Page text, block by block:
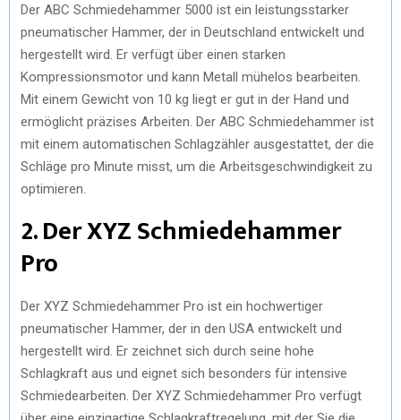
Der ABC Schmiedehammer 5000 ist ein leistungsstarker
pneumatischer Hammer, der in Deutschland entwickelt und
hergestellt wird. Er verfügt über einen starken
Kompressionsmotor und kann Metall mühelos bearbeiten.
Mit einem Gewicht von 10 kg liegt er gut in der Hand und
ermöglicht präzises Arbeiten. Der ABC Schmiedehammer ist
mit einem automatischen Schlagzähler ausgestattet, der die
Schläge pro Minute misst, um die Arbeitsgeschwindigkeit zu
optimieren.
2. Der XYZ Schmiedehammer
Pro
Der XYZ Schmiedehammer Pro ist ein hochwertiger
pneumatischer Hammer, der in den USA entwickelt und
hergestellt wird. Er zeichnet sich durch seine hohe
Schlagkraft aus und eignet sich besonders für intensive
Schmiedearbeiten. Der XYZ Schmiedehammer Pro verfügt